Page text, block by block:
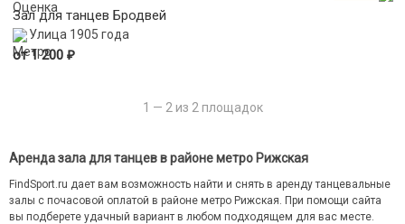
Зал для танцев Бродвей
Улица 1905 года
от 1 200 ₽
1 — 2 из 2 площадок
Аренда зала для танцев в районе метро Рижская
FindSport.ru дает вам возможность найти и снять в аренду танцевальные
залы с почасовой оплатой в районе метро Рижская. При помощи сайта
вы подберете удачный вариант в любом подходящем для вас месте.